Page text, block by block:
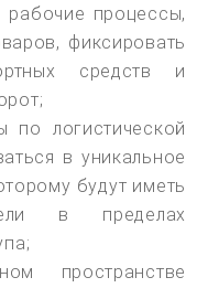
рабочие процессы,
фиксировать
средств и
по логистической
в уникальное
будут иметь
в пределах
пространстве